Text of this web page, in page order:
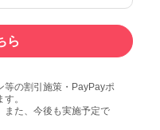
ら
等の割引施策・PayPayポ
。
また、今後も実施予定で